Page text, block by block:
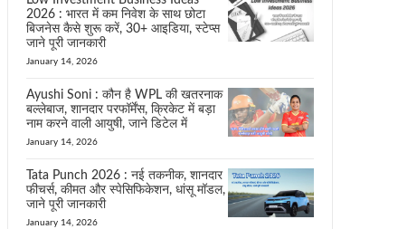
2026 : भारत में कम निवेश के साथ छोटा
बिजनेस कैसे शुरू करें, 30+ आइडिया, स्टेप्स
जाने पूरी जानकारी
January 14, 2026
Ayushi Soni : कौन है WPL की खतरनाक
बल्लेबाज, शानदार परफॉर्मेंस, क्रिकेट में बड़ा
नाम करने वाली आयुषी, जाने डिटेल में
January 14, 2026
Tata Punch 2026 : नई तकनीक, शानदार
फीचर्स, कीमत और स्पेसिफिकेशन, धांसू मॉडल,
जाने पूरी जानकारी
January 14, 2026